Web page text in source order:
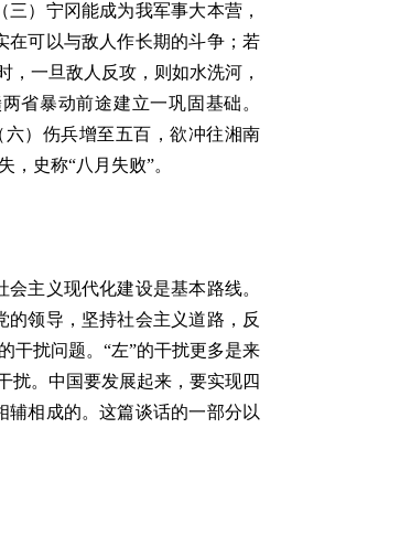
）宁冈能成为我军事大本营，
在可以与敌人作长期的斗争；若
一旦敌人反攻，则如水洗河，
省暴动前途建立一巩固基础。
）伤兵增至五百，欲冲往湘南
史称“八月失败”。
主义现代化建设是基本路线。
领导，坚持社会主义道路，反
干扰问题。“左”的干扰更多是来
扰。中国要发展起来，要实现四
相成的。这篇谈话的一部分以